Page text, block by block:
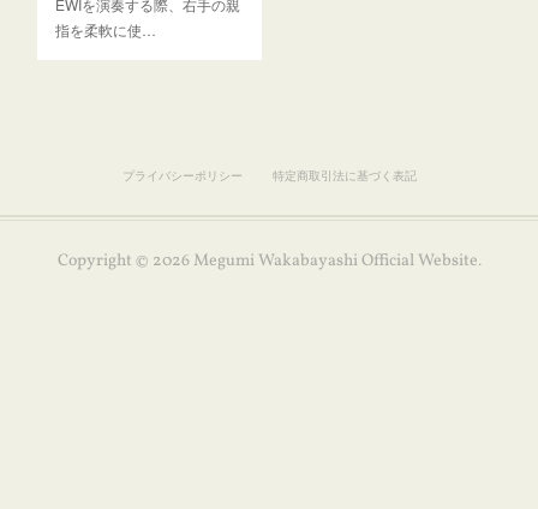
EWIを演奏する際、右手の親
指を柔軟に使…
プライバシーポリシー 特定商取引法に基づく表記
Copyright © 2026 Megumi Wakabayashi Official Website.